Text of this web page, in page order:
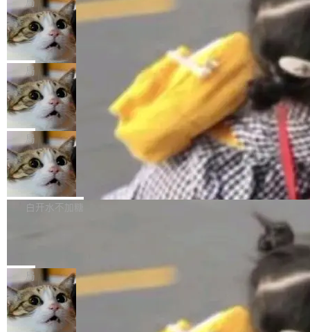
年。FFmpeg 社区最终选择用一个大版本的名
字，留下了这份纪念。 雷霄骅曾是中国传媒大学
数字电视技术方向的博士生，长期从事视频、音
频技...
列表的数据匹配 —— 一项常规的数据处理任
务，最终却产生了 180 万美元的账单，实际支出
超出原定预算 860%。 更令人意外的是，该项目
最终并未成功落地，而高额算力消耗持续运行长
达 5 个月，公司直到财务对账时才察觉异常。这
意味着一个无人看管的 AI 程序，在近半年时间
里日夜不停地"烧钱"。 复盘显示，...
没有拐弯抹角。他说中国正在赢得 AI 竞赛，而
且按目前的速度，中国 AI 工具预计在今年底或
2027 年就能追上美国前沿实验室的水平。 Dela
ngue 把原因归结为一件事：开放协作。中国的
AI 开发者在一个共享和协作的生态里加速迭代，
而美国模型厂商在"闭门造车"。他的原话是 "buil
ding in silos"——各自为战，互不通气。 这个判
断从他嘴里说出来分量不同。Hugging Face 是
全球最大的开源 AI 平台，上面跑着上百万个模
型。谁在开源赛道上领先，...
当 AI agent 把源码变成了最好的扩展系
统，开发者工具必须开源
五年前，David Crawshaw 问过很多软件工程师
一个问题：你写过什么给自己用的程序？答案几
乎都是没有。工程师们整天用别人写的程序写程
序给别人用。偶尔有人自己写个博客系统、智能
家居控制、家庭实验室，都算稀奇事。 Crawsh
aw 是 Shelley 的作者，一个开源 AI coding age
nt。他最近在博客上写了一篇文章，核心论点很
简单：开发者工具必须开源。 理由不是传统的自
由软件情怀，而是一个跟 AI agent 直接相关的
技术判断。 两行 prompt 就能个性化任何软件 C
局
DeepSeek Harness 宣布内测邀请，全
网最大规模开源 Agent 路演现场诞生
一条内测招募帖，发出去的时候大概没人想到它
会变成一场开源 Agent 生态的路演。 8月1日，
DeepSeek Harness 团队负责人崔添翼（tiany
i）在 X 上发帖： 「如果你是 Agent Harness 相
关开源项目的开发者，希望参加 DeepSeek Har
ness 的内测，可以回复或私信联系我。请附上
Harness 负责把能力落到真实环境中——调用工
具、读写文件、管理上下文、处理错误、完成闭
环。崔添翼招人的标...
局
商汤 SenseNova U1.5-Lite-Preview
开源
商汤科技宣布面向社区开源轻量级统一多模态模
型的预览版本 SenseNova U1.5-Lite-Preview。
理解、推理、生成与编辑，还仅以 8B-MoT 的轻
量大小，将能力推进到4K、更精细的真实质感、
更复杂的视觉控制和可持续迭代编辑。 相比 U
1，U1.5-Lite-Preview 在以下方向上带来了显著
白开水不加糖
nap。这次是 hwctl——一个用来检查 Ubuntu
硬件认证状态的命令行工具。 Canonical 工程师
Alan Griffiths 在邮件列表中说得很直白：「hwc
tl 是一个 Ubuntu 专有的包，它和它的依赖项都
局
Dario Amodei 担心新人来 Anthropic
只为金钱，不为使命
顶级 AI 研究员在两家公司之间来回跳，中间只